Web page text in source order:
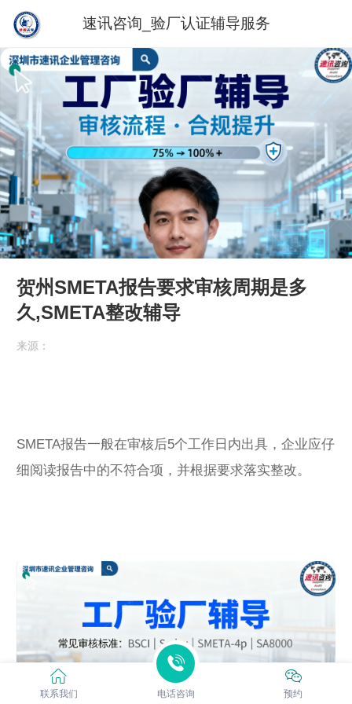
速讯咨询_验厂认证辅导服务
贺州SMETA报告要求审核周期是多
久,SMETA整改辅导
来源：
SMETA报告一般在审核后5个工作日内出具，企业应仔
细阅读报告中的不符合项，并根据要求落实整改。
联系我们 电话咨询 预约